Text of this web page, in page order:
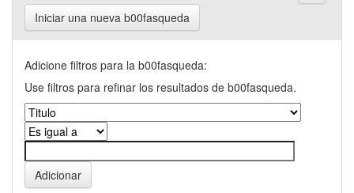
Iniciar una nueva b00fasqueda
Adicione filtros para la b00fasqueda:
Use filtros para refinar los resultados de b00fasqueda.